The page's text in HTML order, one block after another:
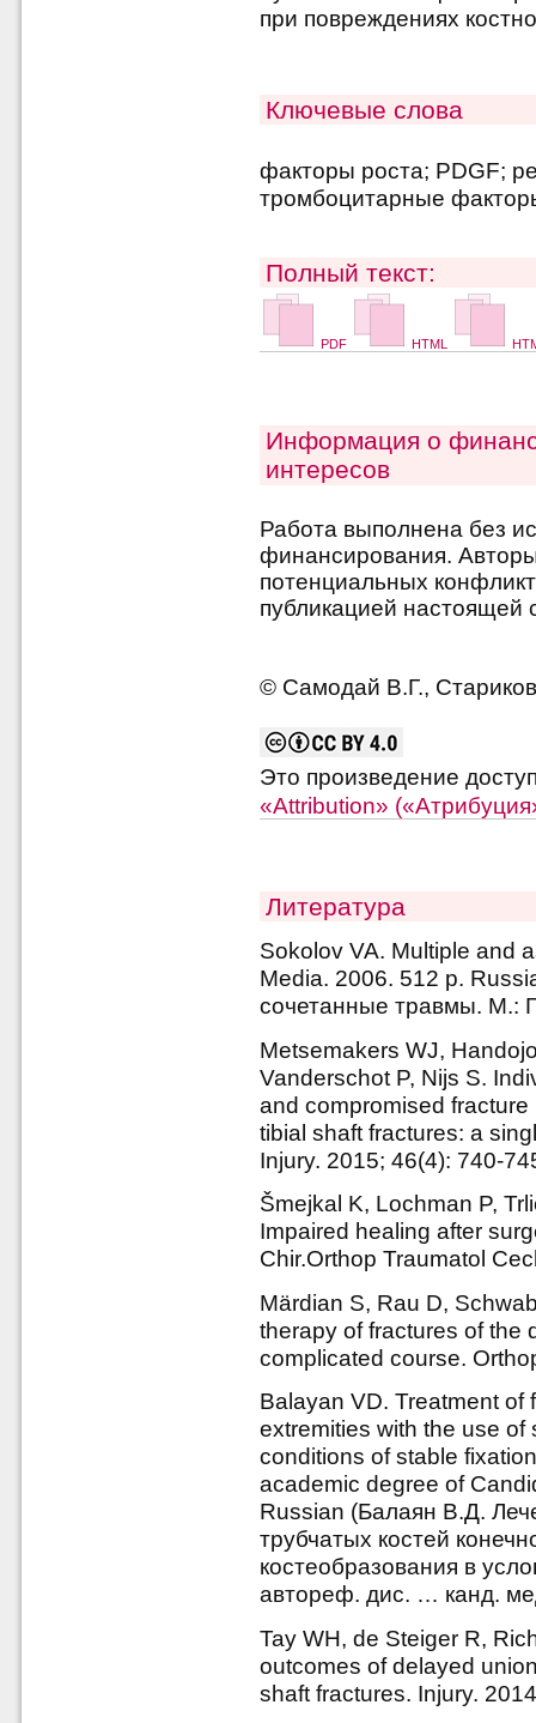
при повреждениях
Ключевые слова
факторы роста; PDGF;
тромбоцитарные
Полный текст:
PDF HTML
Информация о
интересов
Работа выполнена без
финансирования.
потенциальных
публикацией настоящей
© Самодай В.Г.,
Это произведение
«Attribution»
Литература
Sokolov VA. Multiple and
Media. 2006. 512 p.
сочетанные травмы. М.:
Metsemakers WJ,
Vanderschot P, Nijs S.
and compromised
tibial shaft fractures: a
Injury. 2015; 46(4): 740-
Šmejkal K, Lochman P,
Impaired healing after
Chir.Orthop Traumatol
Märdian S, Rau D,
therapy of fractures of the
complicated course.
Balayan VD. Treatment of
extremities with the use
conditions of stable
academic degree of
Russian (Балаян В.Д.
трубчатых костей
костеобразования в
автореф. дис. … канд.
Tay WH, de Steiger R,
outcomes of delayed
shaft fractures. Injury.